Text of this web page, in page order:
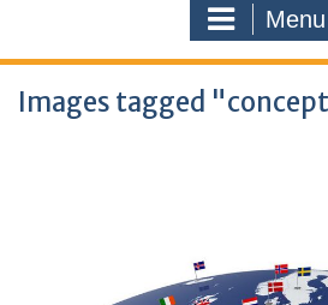
Menu
Images tagged